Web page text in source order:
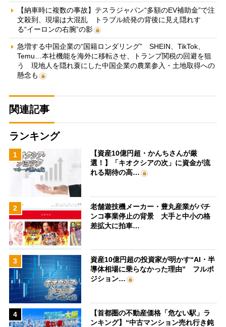
【納車時に複数の事故】テスラジャパン“多額のEV補助金”で注
文殺到、現場は大混乱 トラブル続発の背後に見え隠れす
る“イーロンの右腕”の影
急増する中国企業の“国籍ロンダリング” SHEIN、TikTok、
Temu…本社機能を海外に移転させ、トランプ関税の回避を狙
う 現地人を隠れ蓑にした中国企業の農業参入・土地取得への
懸念も
関連記事
ランキング
1
【資産10億円超・かんちさんが厳
選！】「キオクシアの次」に資金が流
れる期待の高…
2
老舗遊技機メーカー・豊丸産業がパチ
ンコ事業停止の背景 大手と中小の格
差拡大に拍車…
3
資産10億円超の投資家が明かす“AI・半
導体相場に乗らなかった理由” フルポ
ジション…
4
【首都圏の不動産価格「危ない駅」ラ
ンキング】“中古マンション売れ行き鈍